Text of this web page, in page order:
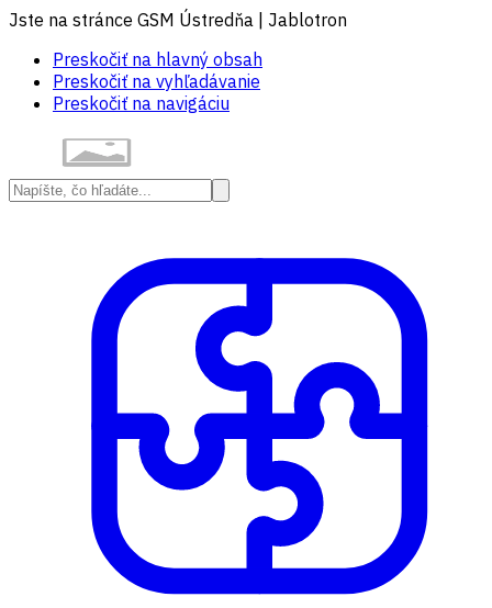
Jste na stránce GSM Ústredňa | Jablotron
Preskočiť na hlavný obsah
Preskočiť na vyhľadávanie
Preskočiť na navigáciu